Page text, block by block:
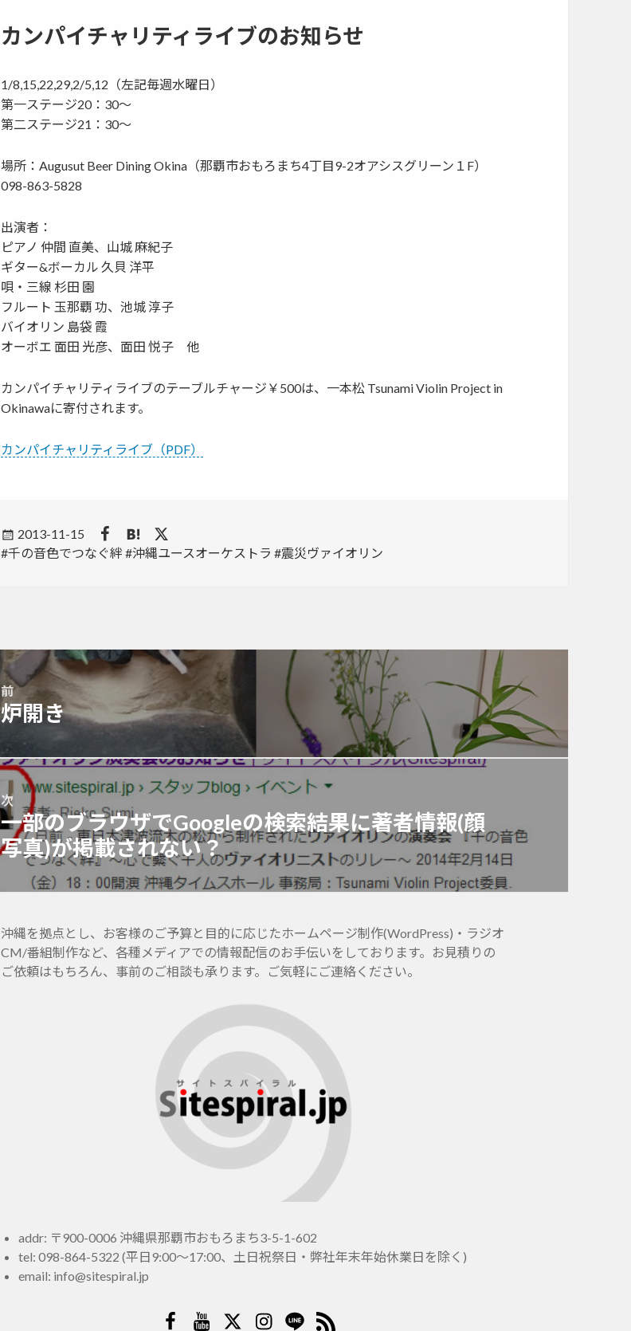
カンパイチャリティライブのお知らせ
1/8,15,22,29,2/5,12（左記毎週水曜日）
第一ステージ20：30～
第二ステージ21：30～
場所：Augusut Beer Dining Okina（那覇市おもろまち4丁目9-2オアシスグリーン１F）
098-863-5828
出演者：
ピアノ 仲間 直美、山城 麻紀子
ギター&ボーカル 久貝 洋平
唄・三線 杉田 園
フルート 玉那覇 功、池城 淳子
バイオリン 島袋 霞
オーボエ 面田 光彦、面田 悦子 他
カンパイチャリティライブのテーブルチャージ￥500は、一本松 Tsunami Violin Project in
Okinawaに寄付されます。
カンパイチャリティライブ（PDF）
Posted
on
2013-11-15
Tags
千の音色でつなぐ絆 沖縄ユースオーケストラ 震災ヴァイオリン
前
前
投
稿:
炉開き
次
次
の
投
一部のブラウザでGoogleの検索結果に著者情報(顔
写真)が掲載されない？
沖縄を拠点とし、お客様のご予算と目的に応じたホームページ制作(WordPress)・ラジオ
CM/番組制作など、各種メディアでの情報配信のお手伝いをしております。お見積りの
ご依頼はもちろん、事前のご相談も承ります。ご気軽にご連絡ください。
addr: 〒900-0006 沖縄県那覇市おもろまち3-5-1-602
tel: 098-864-5322 (平日9:00～17:00、土日祝祭日・弊社年末年始休業日を除く)
email: info@sitespiral.jp
Facebook
YouTube
TwitterInstagram
LINERSS2